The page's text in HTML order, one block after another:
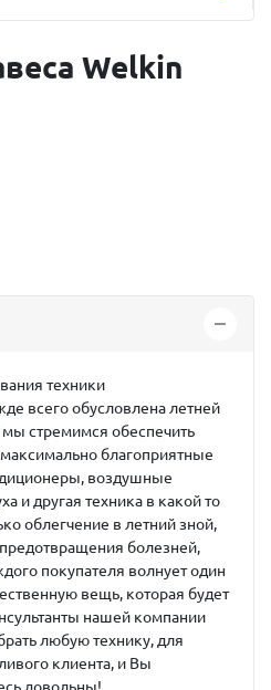
Welkin
техники
всего обусловлена летней
стремимся обеспечить
благоприятные
воздушные
и другая техника в какой то
облегчение в летний зной,
болезней,
покупателя волнует один
вещь, которая будет
нашей компании
любую технику, для
клиента, и Вы